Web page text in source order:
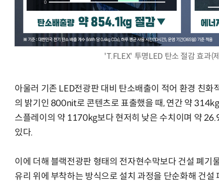
'T.FLEX' 투명LED 탄소 절감 효과(
아울러 기존 LED전광판 대비 탄소배출이 적어 환경 친화
의 밝기인 800nit로 콘텐츠로 표출했을 때, 연간 약
스플레이의 약 1170kg보다 현저히 낮은 수치이며 약
있다.
이에 더해 블랙전광판 형태의 전자현수막보다 건설 폐기
유리 위에 부착하는 방식으로 설치 과정을 단순화해 건설